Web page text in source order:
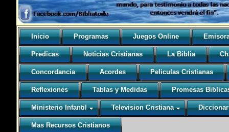
Inicio Programas Juegos Online
Predicas Noticias Cristianas La Biblia
Concordancia Acordes Peliculas Cristianas
Reflexiones Tablas y Medidas Promesas
Ministerio Infantil Television Cristiana
Mas Recursos Cristianos